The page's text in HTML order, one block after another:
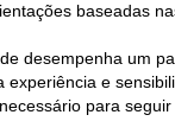
baseadas
desempenha um
experiência e
para seguir